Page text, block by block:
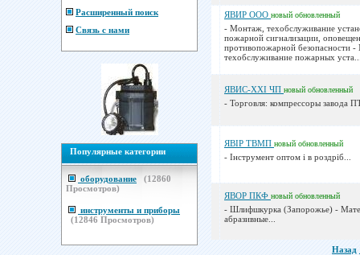
Расширенный поиск
Связь с нами
Популярные категории
оборудование (12860
Просмотров)
инструменты и приборы
(12846 Просмотров)
ЯВИР ООО новый обновленный
- Монтаж, техобслуживание
пожарной сигнализации,
противопожарной безопасности
техобслуживание пожарных
ЯВИС-XXI ЧП новый обновленный
- Торговля: компрессоры завода
ЯВІР ТВМП новый обновленный
- Інструмент оптом і в роздріб...
ЯВОР ПКФ новый обновленный
- Шлифшкурка (Запорожье) -
абразивные...
Назад